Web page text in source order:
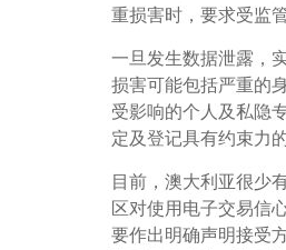
重损害时，要求受监
一旦发生数据泄露，
损害可能包括严重的
受影响的个人及私隐
定及登记具有约束力
目前，澳大利亚很少
区对使用电子交易信
要作出明确声明接受